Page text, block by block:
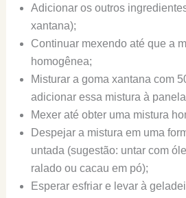
Adicionar os outros
xantana);
Continuar mexendo até que a
homogênea;
Misturar a goma xantana com
adicionar essa mistura à
Mexer até obter uma mistura
Despejar a mistura em uma
untada (sugestão: untar com
ralado ou cacau em pó);
Esperar esfriar e levar à